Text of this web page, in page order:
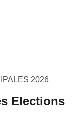
2026
Elections